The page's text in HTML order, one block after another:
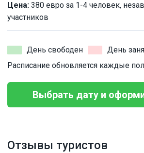
Цена: 380 евро за 1-4 человек,
участников
День свободен
День
Расписание обновляется каждые
Выбрать дату и
Отзывы туристов